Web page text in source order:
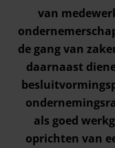
van
de gang van
daarnaast
als goed
oprichten van